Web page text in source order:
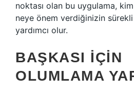
noktası olan bu uygulama,
neye önem verdiğinizin sürekli
yardımcı olur.
BAŞKASI IÇIN
OLUMLAMA